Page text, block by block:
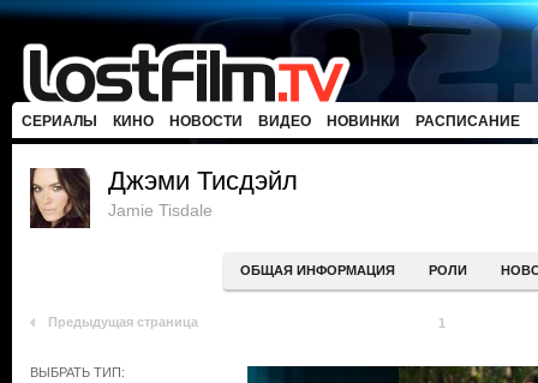
СЕРИАЛЫ КИНО НОВОСТИ ВИДЕО НОВИНКИ РАСПИСАНИЕ
Джэми Тисдэйл
Jamie Tisdale
ОБЩАЯ ИНФОРМАЦИЯ РОЛИ
Предыдущая страница 1
ВЫБРАТЬ ТИП: